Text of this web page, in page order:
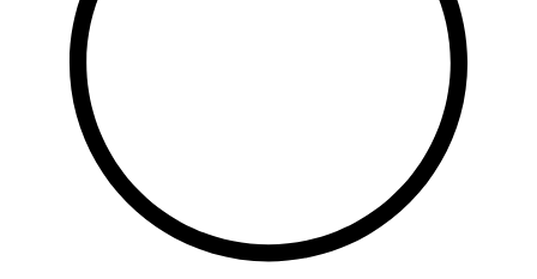
Балык бистәсе
104,9 FM
Баулы
107,5 FM
Биләр